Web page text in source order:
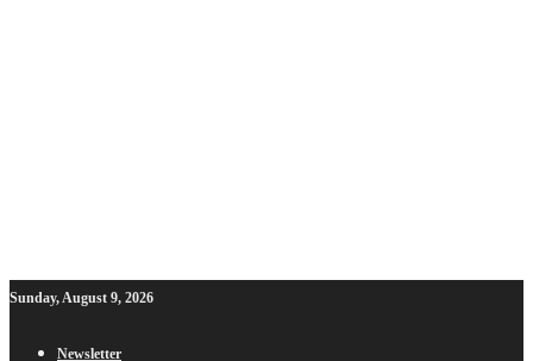
Sunday, August 9, 2026
Newsletter